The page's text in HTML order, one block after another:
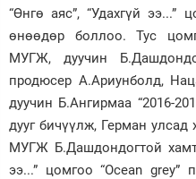
Дэлхий
Зурхай
“Өнгө аяс”, “Удахгүй ээ...”
өнөөдөр боллоо. Тус
МУГЖ, дуучин
продюсер А.Ариунболд,
дуучин Б.Ангирмаа “2016-
дууг бичүүлж, Герман улсад
МУГЖ Б.Дашдондогтой
ээ...” цомгоо “Ocean grey”